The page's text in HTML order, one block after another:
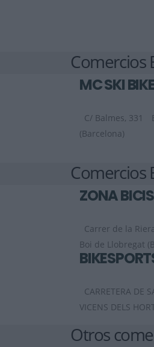
Comercios
MC SKI
C/ Balmes, 331
(Barcelona)
Comercios
ZONA BICIS
Carrer de la
Boi de Llobregat
CARRETERA DE
VICENS DELS
Otros